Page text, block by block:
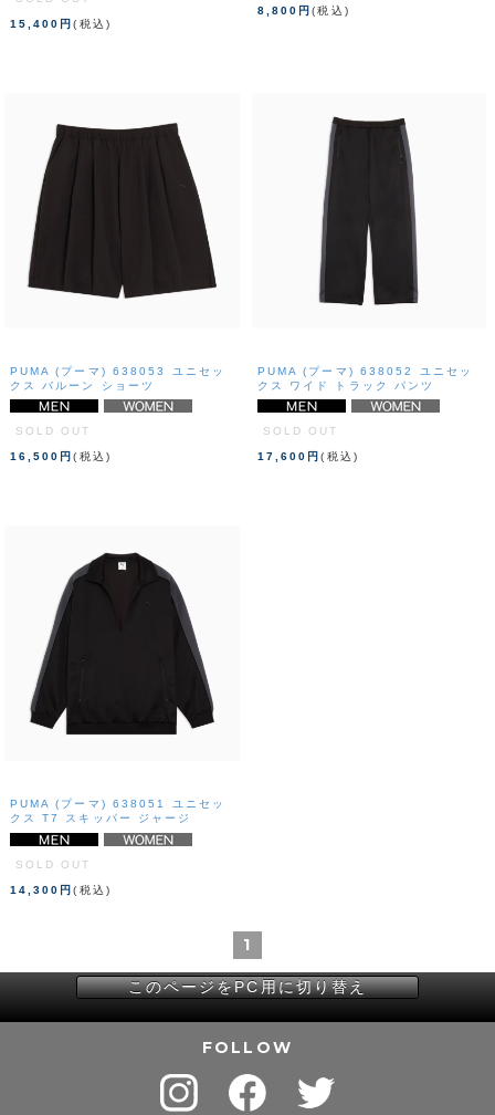
15,400円(税込)
8,800円(税込)
PUMA (プーマ) 638053 ユニセッ
クス バルーン ショーツ
SOLD OUT
16,500円(税込)
PUMA (プーマ) 638052 ユニセッ
クス ワイド トラック パンツ
SOLD OUT
17,600円(税込)
PUMA (プーマ) 638051 ユニセッ
クス T7 スキッパー ジャージ
SOLD OUT
14,300円(税込)
1
FOLLOW
このページをPC用に切り替え